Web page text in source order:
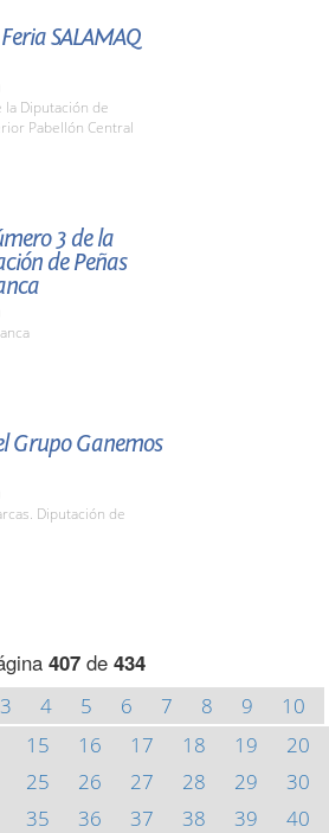
SALAMAQ
la Diputación de
Pabellón Central
3 de la
de Peñas
Grupo Ganemos
Diputación de
407de 434
3 4 5 6 7 8 9
10
15 16 17 18 19
20
25 26 27 28 29
30
35 36 37 38 39
40